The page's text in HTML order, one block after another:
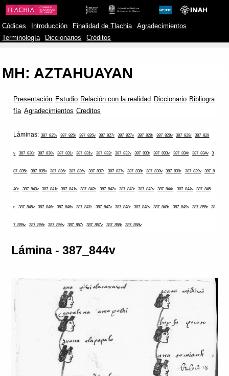
Códices Introducción Finalidad de Tlachia
Agradecimientos
Terminología
Diccionarios Créditos
MH: AZTAHUAYAN
Presentación Estudio Relación con la realidad Diccionario Bibliogra
fía Agradecimientos Creditos
Láminas: 387_825v 387_826r 387_826v 387_827r 387_827v 387_828r 387_828v 387_829r 387_829
v 387_830r 387_830v 387_831r 387_831v 387_832r 387_832v 387_833r 387_833v 387_834r 387_834v 3
87_835r 387_835v 387_836r 387_836v 387_837r 387_837v 387_838r 387_838v 387_839r 387_839v 387_8
40r 387_840v 387_841r 387_841v 387_842r 387_842v 387_843r 387_843v 387_844r 387_844v 387_845
r 387_845v 387_846r 387_846v 387_847r 387_847v 387_848r 387_848v 387_849r 387_849v 387_855r 38
7_855v 387_856r 387_856v 387_857r 387_857v 387_858r 387_858v
Lámina - 387_844v